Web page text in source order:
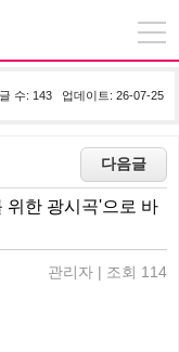
글 수: 143 업데이트: 26-07-25
위한 광시곡'으로 바
관리자 | 조회 114